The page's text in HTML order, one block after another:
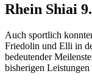
Rhein Shiai
Auch sportlich
Friedolin und Elli in
bedeutender
bisherigen